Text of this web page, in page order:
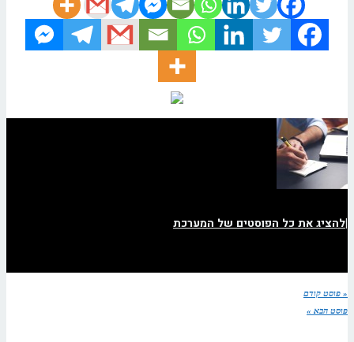
|להציג את כל הפוסטים של המערכת
« פוסט קודם
פוסט הבא »